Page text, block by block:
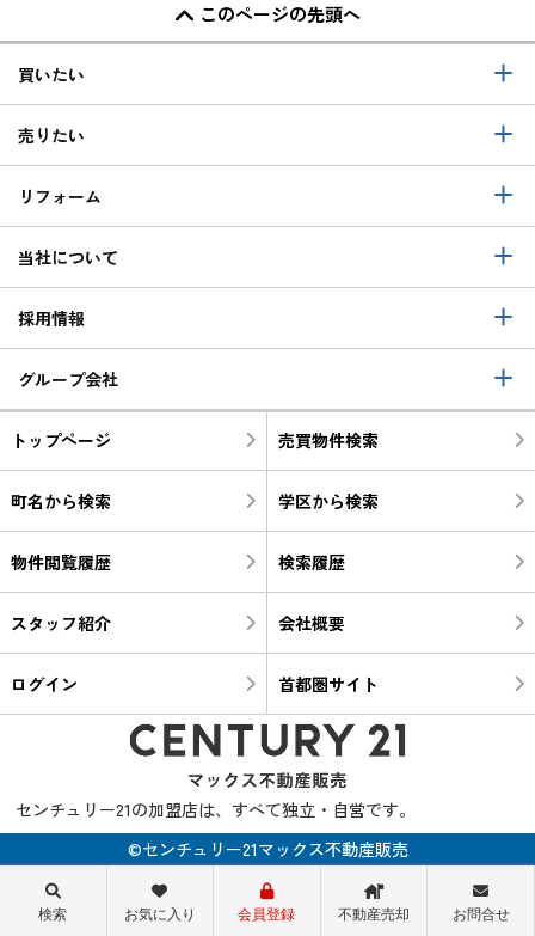
このページの先頭へ
買いたい
売りたい
リフォーム
当社について
採用情報
グループ会社
トップページ 売買物件検索
町名から検索 学区から検索
物件閲覧履歴 検索履歴
スタッフ紹介 会社概要
ログイン 首都圏サイト
センチュリー21の加盟店は、すべて独立・自営です。
©センチュリー21マックス不動産販売
検索 お気に入り 会員登録 不動産売却 お問合せ